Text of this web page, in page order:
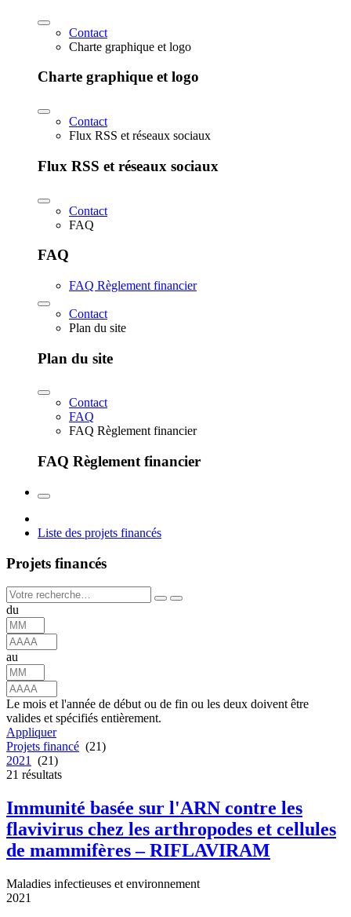
Contact
Charte graphique et logo
Charte graphique et logo
Contact
Flux RSS et réseaux sociaux
Flux RSS et réseaux sociaux
Contact
FAQ
FAQ
FAQ Règlement financier
Contact
Plan du site
Plan du site
Contact
FAQ
FAQ Règlement financier
FAQ Règlement financier
Liste des projets financés
Projets financés
du
au
Le mois et l'année de début ou de fin ou les deux doivent être
valides et spécifiés entièrement.
Appliquer
Projets financé (21)
2021
(21)
21 résultats
Immunité basée sur l'ARN contre les
flavivirus chez les arthropodes et cellules
de mammifères – RIFLAVIRAM
Maladies infectieuses et environnement
2021